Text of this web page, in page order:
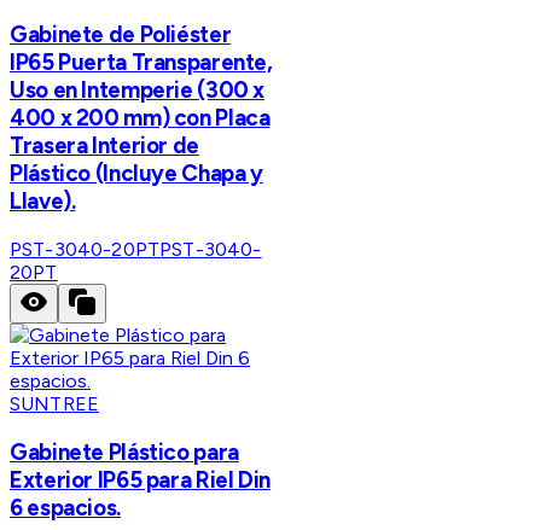
Gabinete de Poliéster
IP65 Puerta Transparente,
Uso en Intemperie (300 x
400 x 200 mm) con Placa
Trasera Interior de
Plástico (Incluye Chapa y
Llave).
PST-3040-20PTPST-3040-
20PT
SUNTREE
Gabinete Plástico para
Exterior IP65 para Riel Din
6 espacios.